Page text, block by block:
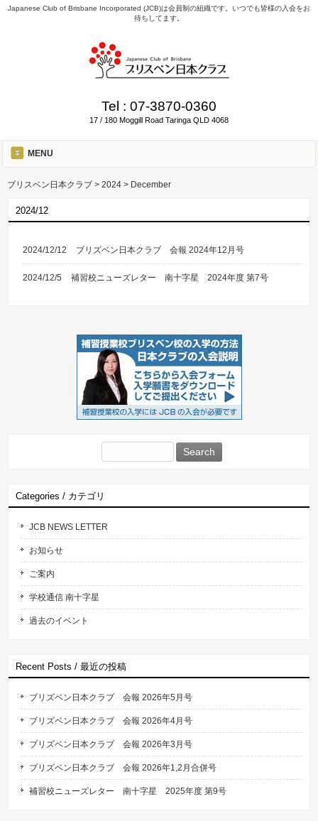
Japanese Club of Brisbane Incorporated (JCB)は会員制の組織です。いつでも皆様の入会をお
待ちしてます。
Tel : 07-3870-0360
17 / 180 Moggill Road Taringa QLD 4068
MENU
ブリスベン日本クラブ > 2024 > December
2024/12
2024/12/12 ブリズベン日本クラブ 会報 2024年12月号
2024/12/5 補習校ニューズレター 南十字星 2024年度 第7号
for:
Categories / カテゴリ
JCB NEWS LETTER
お知らせ
ご案内
学校通信 南十字星
過去のイベント
Recent Posts / 最近の投稿
ブリズベン日本クラブ 会報 2026年5月号
ブリズベン日本クラブ 会報 2026年4月号
ブリズベン日本クラブ 会報 2026年3月号
ブリズベン日本クラブ 会報 2026年1,2月合併号
補習校ニューズレター 南十字星 2025年度 第9号